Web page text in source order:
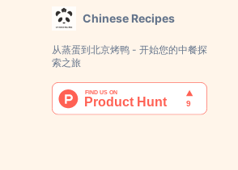
Chinese Recipes
从蒸蛋到北京烤鸭 - 开始您的中餐探
索之旅